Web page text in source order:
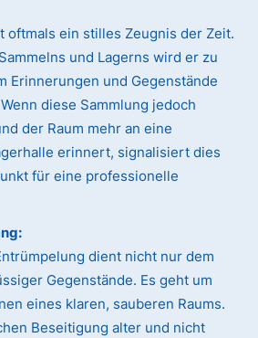
oftmals ein stilles Zeugnis der Zeit.
und Lagerns wird er zu
Erinnerungen und Gegenstände
diese Sammlung jedoch
der Raum mehr an eine
erinnert, signalisiert dies
für eine professionelle
dient nicht nur dem
Gegenstände. Es geht um
eines klaren, sauberen Raums.
Beseitigung alter und nicht